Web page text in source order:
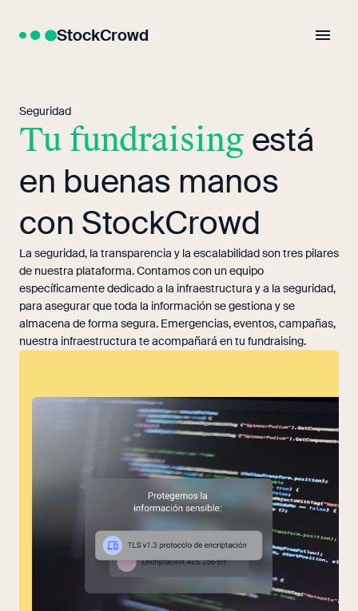
StockCrowd
Seguridad
Tu fundraising está
en buenas manos
con StockCrowd
La seguridad, la transparencia y la escalabilidad son tres pilares
de nuestra plataforma. Contamos con un equipo
específicamente dedicado a la infraestructura y a la seguridad,
para asegurar que toda la información se gestiona y se
almacena de forma segura. Emergencias, eventos, campañas,
nuestra infraestructura te acompañará en tu fundraising.